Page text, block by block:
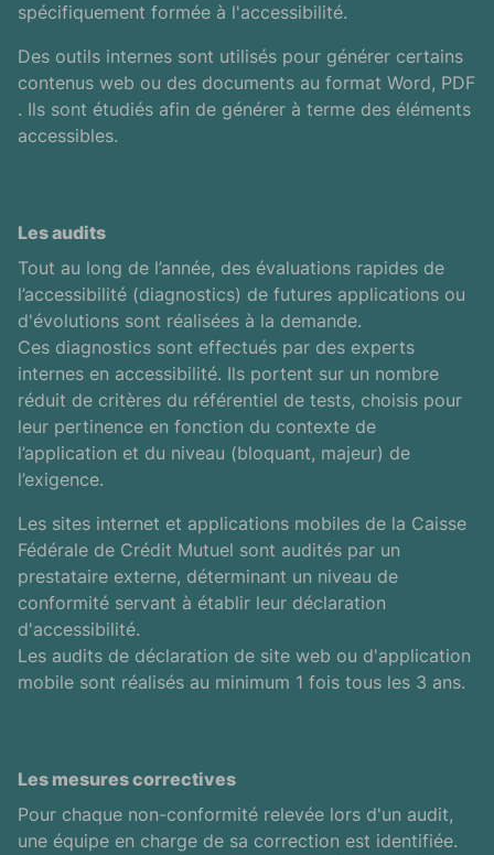
spécifiquement formée à l'accessibilité.
Des outils internes sont utilisés pour générer certains
contenus web ou des documents au format Word, PDF
. Ils sont étudiés afin de générer à terme des éléments
accessibles.
Les audits
Tout au long de l’année, des évaluations rapides de
l’accessibilité (diagnostics) de futures applications ou
d'évolutions sont réalisées à la demande.
Ces diagnostics sont effectués par des experts
internes en accessibilité. Ils portent sur un nombre
réduit de critères du référentiel de tests, choisis pour
leur pertinence en fonction du contexte de
l’application et du niveau (bloquant, majeur) de
l’exigence.
Les sites internet et applications mobiles de la Caisse
Fédérale de Crédit Mutuel sont audités par un
prestataire externe, déterminant un niveau de
conformité servant à établir leur déclaration
d'accessibilité.
Les audits de déclaration de site web ou d'application
mobile sont réalisés au minimum 1 fois tous les 3 ans.
Les mesures correctives
Pour chaque non-conformité relevée lors d'un audit,
une équipe en charge de sa correction est identifiée.